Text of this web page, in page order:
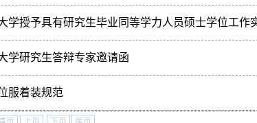
附件： ·长沙理工大学博士研究生学位论文答辩流程图.doc
学授予具有研究生毕业同等学力人员硕士学位工作
附件： ·长沙理工大学授予具有研究生毕业同等学力人员
学研究生答辩专家邀请函
附件： ·长沙理工大学研究生答辩专家邀请函.doc
服着装规范